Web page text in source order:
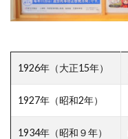
1926年（大正15年）
1927年（昭和2年）
1934年（昭和９年）